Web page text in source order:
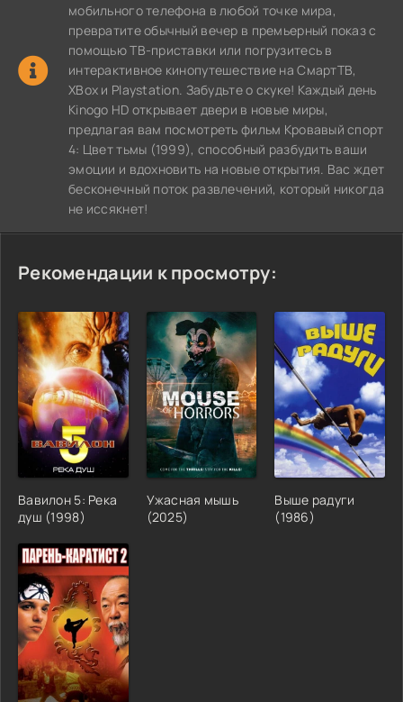
мобильного телефона в любой точке мира,
превратите обычный вечер в премьерный показ с
помощью ТВ-приставки или погрузитесь в
интерактивное кинопутешествие на СмартТВ,
XBox и Playstation. Забудьте о скуке! Каждый день
Kinogo HD открывает двери в новые миры,
предлагая вам посмотреть фильм Кровавый спорт
4: Цвет тьмы (1999), способный разбудить ваши
эмоции и вдохновить на новые открытия. Вас ждет
бесконечный поток развлечений, который никогда
не иссякнет!
Рекомендации к просмотру:
Вавилон 5: Река
душ (1998)
Ужасная мышь
(2025)
Выше радуги
(1986)